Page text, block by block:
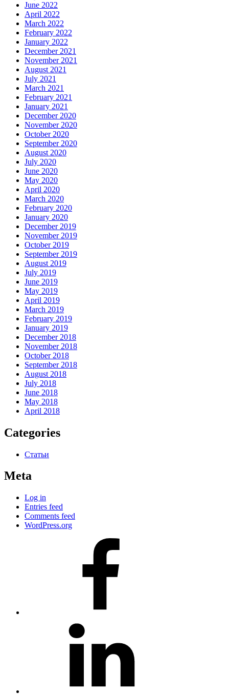
June 2022
April 2022
March 2022
February 2022
January 2022
December 2021
November 2021
August 2021
July 2021
March 2021
February 2021
January 2021
December 2020
November 2020
October 2020
September 2020
August 2020
July 2020
June 2020
May 2020
April 2020
March 2020
February 2020
January 2020
December 2019
November 2019
October 2019
September 2019
August 2019
July 2019
June 2019
May 2019
April 2019
March 2019
February 2019
January 2019
December 2018
November 2018
October 2018
September 2018
August 2018
July 2018
June 2018
May 2018
April 2018
Categories
Статьи
Meta
Log in
Entries feed
Comments feed
WordPress.org